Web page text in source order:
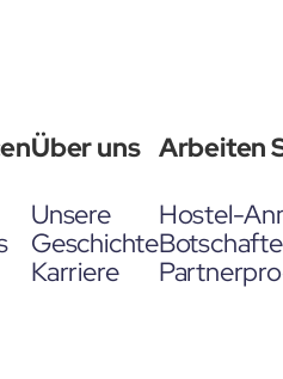
Über uns
Unsere
Geschichte
Karriere
Arbeiten
Hostel-